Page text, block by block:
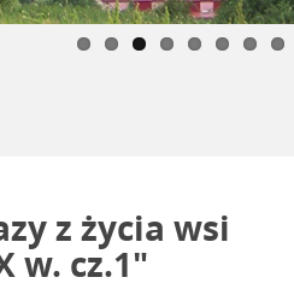
z życia wsi
w. cz.1″